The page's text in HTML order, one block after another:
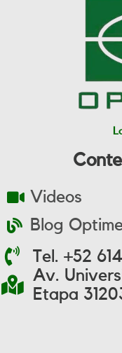
Videos
Blog
Tel. +52
Av.
Etapa